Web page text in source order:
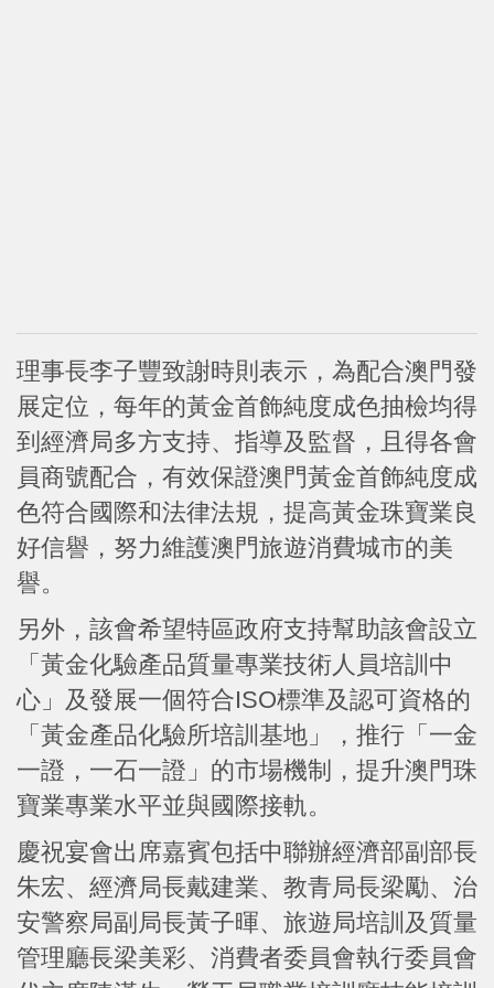
理事長李子豐致謝時則表示，為配合澳門發
展定位，每年的黃金首飾純度成色抽檢均得
到經濟局多方支持、指導及監督，且得各會
員商號配合，有效保證澳門黃金首飾純度成
色符合國際和法律法規，提高黃金珠寶業良
好信譽，努力維護澳門旅遊消費城市的美
譽。
另外，該會希望特區政府支持幫助該會設立
「黃金化驗產品質量專業技術人員培訓中
心」及發展一個符合ISO標準及認可資格的
「黃金產品化驗所培訓基地」，推行「一金
一證，一石一證」的市場機制，提升澳門珠
寶業專業水平並與國際接軌。
慶祝宴會出席嘉賓包括中聯辦經濟部副部長
朱宏、經濟局長戴建業、教青局長梁勵、治
安警察局副局長黃子暉、旅遊局培訓及質量
管理廳長梁美彩、消費者委員會執行委員會